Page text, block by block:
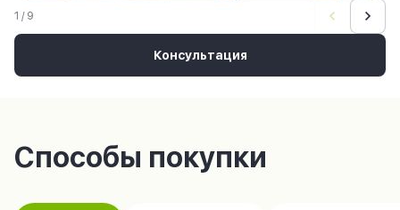
Консультация
1 / 9
Способы покупки